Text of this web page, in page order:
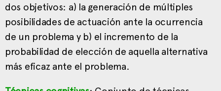
dos objetivos: a) la generación de múltiples
posibilidades de actuación ante la ocurrencia
de un problema y b) el incremento de la
probabilidad de elección de aquella alternativa
más eficaz ante el problema.